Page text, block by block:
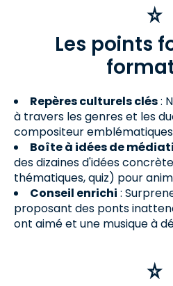
Les points
Repères culturels clés:
à travers les genres et les
compositeur
Boîte à idées de
des dizaines d'idées
thématiques, quiz) pour
Conseil enrichi :
proposant des ponts
ont aimé et une musique à